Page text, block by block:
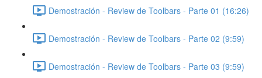
Demostración - Review de Toolbars - Parte 01 (16:26)
Demostración - Review de Toolbars - Parte 02 (9:59)
Demostración - Review de Toolbars - Parte 03 (9:59)